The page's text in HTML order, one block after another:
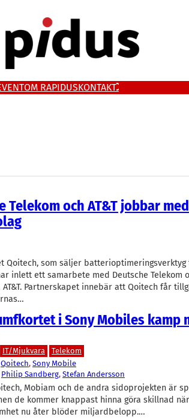
OM RAPIDUSKONTAKT
Telekom och AT&T jobbar med
Qoitech, som säljer
inlett ett samarbete med Deutsche Telekom
AT&T. Partnerskapet innebär att Qoitech får
i Sony Mobiles kamp
IT/Mjukvara Telekom
Qoitech, Sony Mobile
Philip Sandberg, Stefan Andersson
Mobiam och de andra sidoprojekten är
de kommer knappast hinna göra skillnad
nu åter blöder miljardbelopp.…